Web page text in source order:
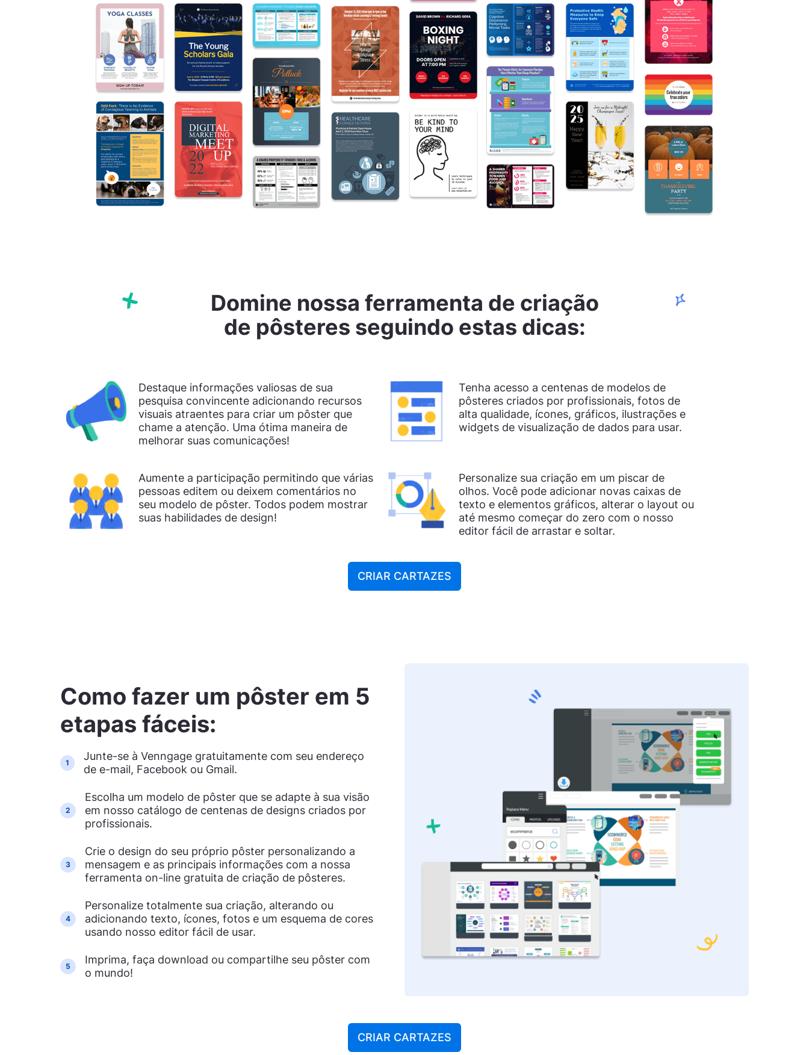
Domine nossa ferramenta de criação
de pôsteres seguindo estas dicas:
Destaque informações valiosas de sua
pesquisa convincente adicionando recursos
visuais atraentes para criar um pôster que
chame a atenção. Uma ótima maneira de
melhorar suas comunicações!
Tenha acesso a centenas de modelos de
pôsteres criados por profissionais, fotos de
alta qualidade, ícones, gráficos, ilustrações e
widgets de visualização de dados para usar.
Aumente a participação permitindo que várias
pessoas editem ou deixem comentários no
seu modelo de pôster. Todos podem mostrar
suas habilidades de design!
Personalize sua criação em um piscar de
olhos. Você pode adicionar novas caixas de
texto e elementos gráficos, alterar o layout ou
até mesmo começar do zero com o nosso
editor fácil de arrastar e soltar.
CRIAR CARTAZES
Como fazer um pôster em 5
etapas fáceis:
1
Junte-se à Venngage gratuitamente com seu endereço
de e-mail, Facebook ou Gmail.
2
Escolha um modelo de pôster que se adapte à sua visão
em nosso catálogo de centenas de designs criados por
profissionais.
3
Crie o design do seu próprio pôster personalizando a
mensagem e as principais informações com a nossa
ferramenta on-line gratuita de criação de pôsteres.
4
Personalize totalmente sua criação, alterando ou
adicionando texto, ícones, fotos e um esquema de cores
usando nosso editor fácil de usar.
5
Imprima, faça download ou compartilhe seu pôster com
o mundo!
CRIAR CARTAZES